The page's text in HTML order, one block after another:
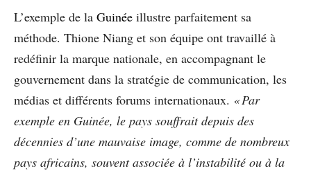
L’exemple de la Guinée illustre parfaitement sa
méthode. Thione Niang et son équipe ont travaillé à
redéfinir la marque nationale, en accompagnant le
gouvernement dans la stratégie de communication, les
médias et différents forums internationaux. « Par
exemple en Guinée, le pays souffrait depuis des
décennies d’une mauvaise image, comme de nombreux
pays africains, souvent associée à l’instabilité ou à la